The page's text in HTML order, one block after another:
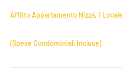
Affitto Appartamento Nizza, 1
(Spese Condominiali Incluse)